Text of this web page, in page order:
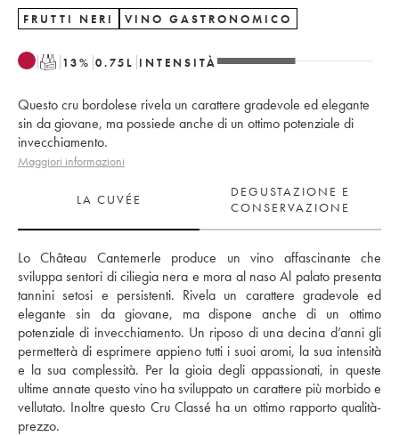
FRUTTI NERI VINO GASTRONOMICO
T 13% 0.75 L INTENSITÀ
Questo cru bordolese rivela un carattere gradevole ed elegante
sin da giovane, ma possiede anche di un ottimo potenziale di
invecchiamento.
Maggiori informazioni
LA CUVÉE
DEGUSTAZIONE E
CONSERVAZIONE
Lo Château Cantemerle produce un vino affascinante che
sviluppa sentori di ciliegia nera e mora al naso Al palato presenta
tannini setosi e persistenti. Rivela un carattere gradevole ed
elegante sin da giovane, ma dispone anche di un ottimo
potenziale di invecchiamento. Un riposo di una decina d’anni gli
permetterà di esprimere appieno tutti i suoi aromi, la sua intensità
e la sua complessità. Per la gioia degli appassionati, in queste
ultime annate questo vino ha sviluppato un carattere più morbido e
vellutato. Inoltre questo Cru Classé ha un ottimo rapporto qualità-
prezzo.